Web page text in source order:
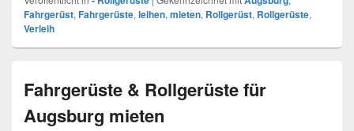
Fahrgerüst, Fahrgerüste, leihen, mieten, Rollgerüst, Rollgerüste,
Verleih
Fahrgerüste & Rollgerüste für
Augsburg mieten